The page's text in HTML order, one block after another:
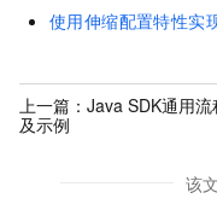
使用伸缩配置特性实
上一篇： Java SDK通用流
及示例
该